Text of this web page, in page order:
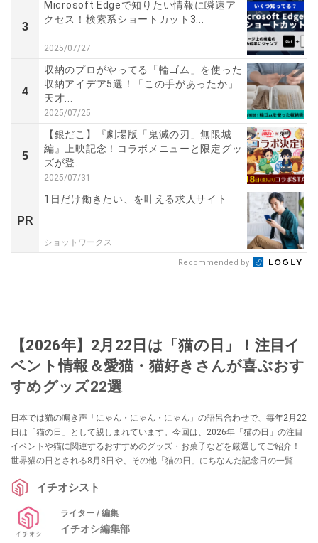
3
Microsoft Edgeで知りたい情報に瞬速ア
クセス！検索系ショートカット3...
2025/07/27
4
収納のプロがやってる「輪ゴム」を使った
収納アイデア5選！「この手があったか」
天才...
2025/07/25
5
【銀だこ】『劇場版「鬼滅の刃」無限城
編』上映記念！コラボメニューと限定グッ
ズが登...
2025/07/31
PR
1日だけ働きたい、を叶える求人サイト
ショットワークス
Recommended by
【2026年】2月22日は「猫の日」！注目イ
ベント情報＆愛猫・猫好きさんが喜ぶおす
すめグッズ22選
日本では猫の鳴き声「にゃん・にゃん・にゃん」の語呂合わせで、毎年2月22
日は「猫の日」として親しまれています。今回は、2026年「猫の日」の注目
イベントや猫に関連するおすすめのグッズ・お菓子などを厳選してご紹介！
世界猫の日とされる8月8日や、その他「猫の日」にちなんだ記念日の一覧な
お届けします！
イチオシスト
ライター / 編集
イチオシ編集部